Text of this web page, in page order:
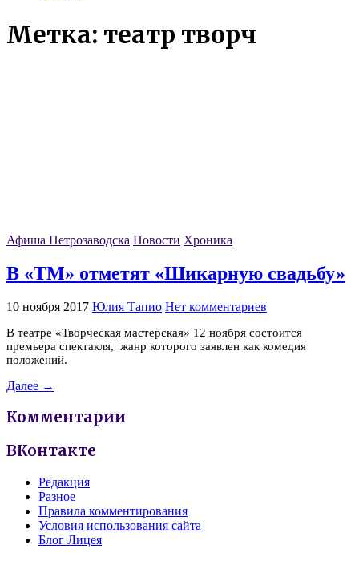
Метка: театр творч
Афиша Петрозаводска Новости Хроника
В «ТМ» отметят «Шикарную свадьбу»
10 ноября 2017 Юлия Тапио Нет комментариев
В театре «Творческая мастерская» 12 ноября состоится
премьера спектакля, жанр которого заявлен как комедия
положений.
Далее →
Комментарии
ВКонтакте
Редакция
Разное
Правила комментирования
Условия использования сайта
Блог Лицея